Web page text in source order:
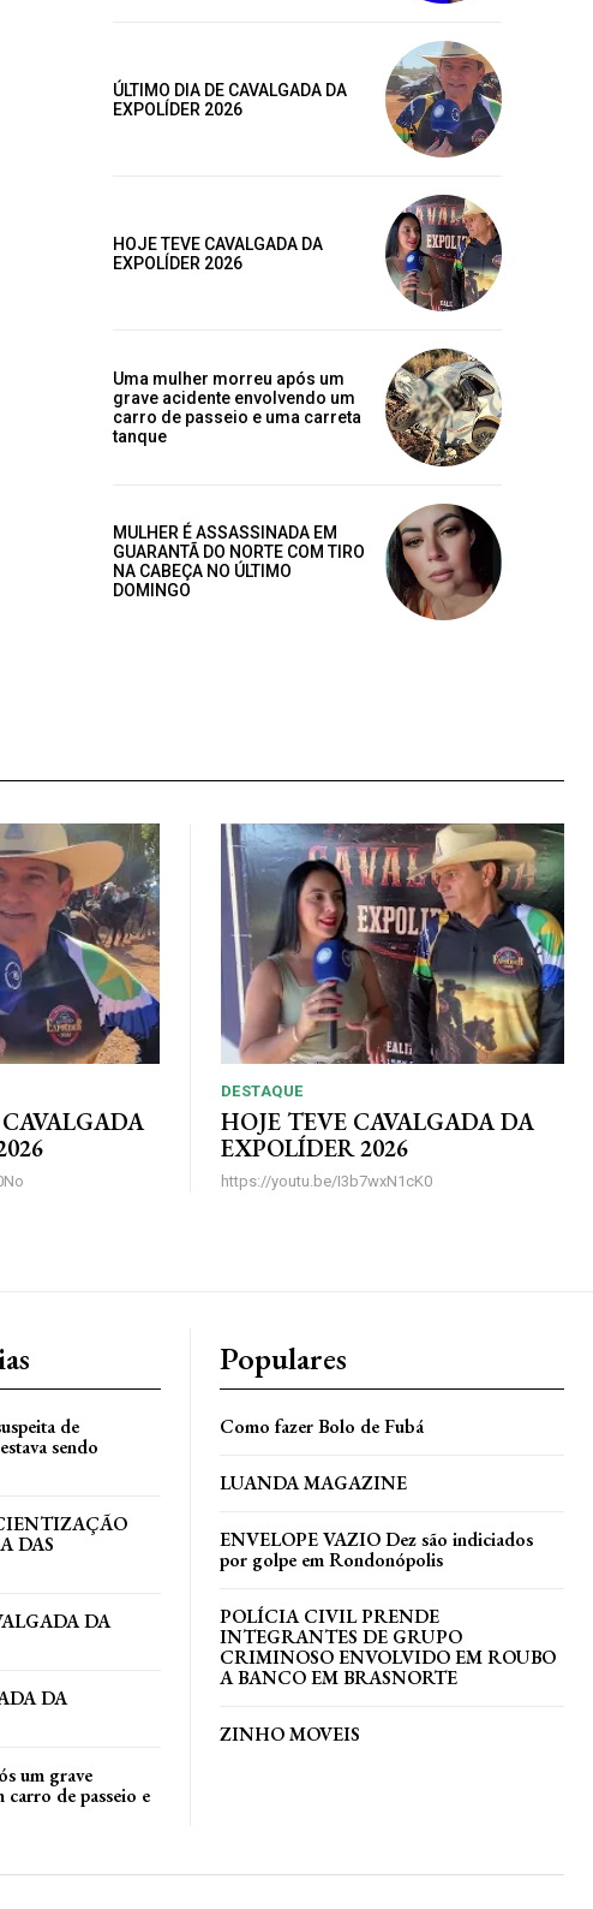
MENSAL
ÚLTIMO DIA DE CAVALGADA DA
EXPOLÍDER 2026
HOJE TEVE CAVALGADA DA
EXPOLÍDER 2026
Uma mulher morreu após um
grave acidente envolvendo um
carro de passeio e uma carreta
tanque
MULHER É ASSASSINADA EM
GUARANTÃ DO NORTE COM TIRO
NA CABEÇA NO ÚLTIMO
DOMINGO
DESTAQUE
HOJE TEVE CAVALGADA DA
EXPOLÍDER 2026
https://youtu.be/I3b7wxN1cK0
de
sendo
DAS
DA
DA
um grave
carro de passeio e
Populares
Como fazer Bolo de Fubá
LUANDA MAGAZINE
ENVELOPE VAZIO Dez são indiciados
por golpe em Rondonópolis
POLÍCIA CIVIL PRENDE
INTEGRANTES DE GRUPO
CRIMINOSO ENVOLVIDO EM ROUBO
A BANCO EM BRASNORTE
ZINHO MOVEIS